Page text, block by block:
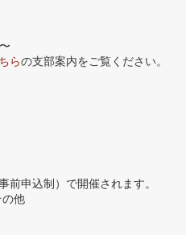
らの支部案内をご覧ください。
前申込制）で開催されます。
の他